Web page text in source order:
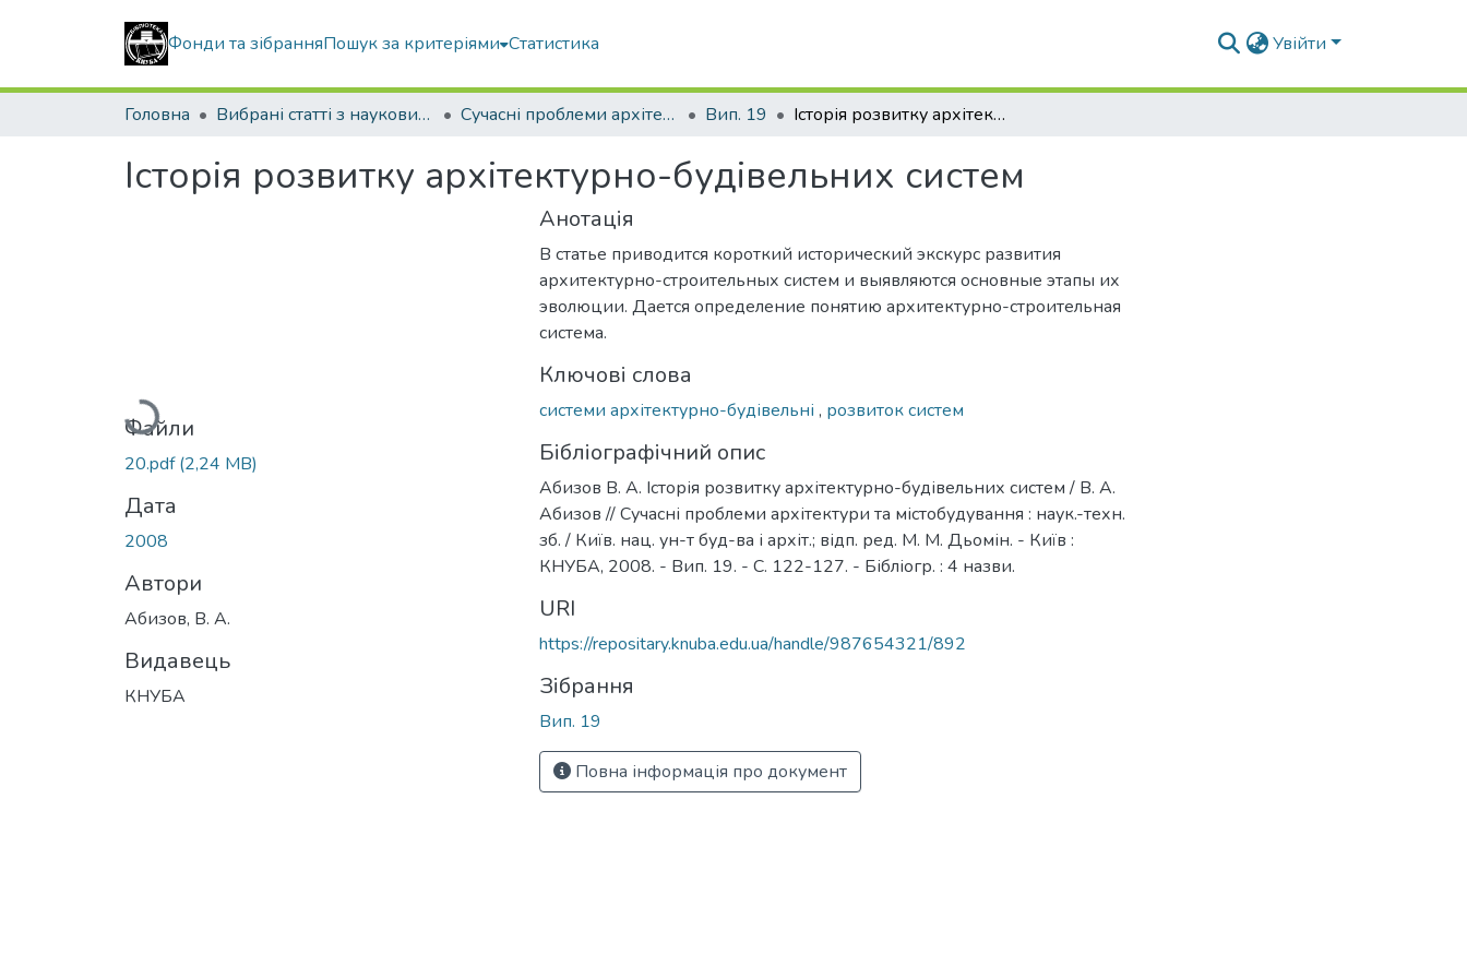
Фонди та зібранняПошук за критеріями Статистика Увійти
Головна Вибрані статті з наукових збірників КНУБА Сучасні проблеми архітектури та містобудування Вип. 19 Історія розвитку архітектурно-будівельних систем
Історія розвитку архітектурно-будівельних систем
Вантажиться...
Файли
20.pdf(2,24 MB)
Дата
2008
Автори
Абизов, В. А.
Видавець
КНУБА
Анотація
В статье приводится короткий исторический экскурс развития
архитектурно-строительных систем и выявляются основные этапы их
эволюции. Дается определение понятию архитектурно-строительная
система.
Ключові слова
системи архітектурно-будівельні , розвиток систем
Бібліографічний опис
Абизов В. А. Історія розвитку архітектурно-будівельних систем / В. А.
Абизов // Сучасні проблеми архітектури та містобудування : наук.-техн.
зб. / Київ. нац. ун-т буд-ва і архіт.; відп. ред. М. М. Дьомін. - Київ :
КНУБА, 2008. - Вип. 19. - С. 122-127. - Бібліогр. : 4 назви.
URI
https://repositary.knuba.edu.ua/handle/987654321/892
Зібрання
Вип. 19
Повна інформація про документ